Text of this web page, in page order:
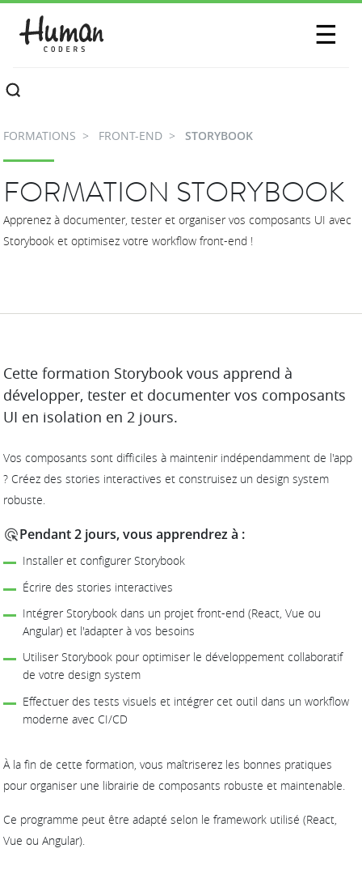
☰
CONTACTEZ-NOUS
FORMATIONS FRONT-END STORYBOOK
FORMATION STORYBOOK
Apprenez à documenter, tester et organiser vos composants UI avec
Storybook et optimisez votre workflow front-end !
DESCRIPTION
Cette formation Storybook vous apprend à
développer, tester et documenter vos composants
UI en isolation en 2 jours.
Vos composants sont difficiles à maintenir indépendamment de l'app
? Créez des stories interactives et construisez un design system
robuste.
Pendant 2 jours, vous apprendrez à :
Installer et configurer Storybook
Écrire des stories interactives
Intégrer Storybook dans un projet front-end (React, Vue ou
Angular) et l'adapter à vos besoins
Utiliser Storybook pour optimiser le développement collaboratif
de votre design system
Effectuer des tests visuels et intégrer cet outil dans un workflow
moderne avec CI/CD
À la fin de cette formation, vous maîtriserez les bonnes pratiques
pour organiser une librairie de composants robuste et maintenable.
Ce programme peut être adapté selon le framework utilisé (React,
Vue ou Angular).